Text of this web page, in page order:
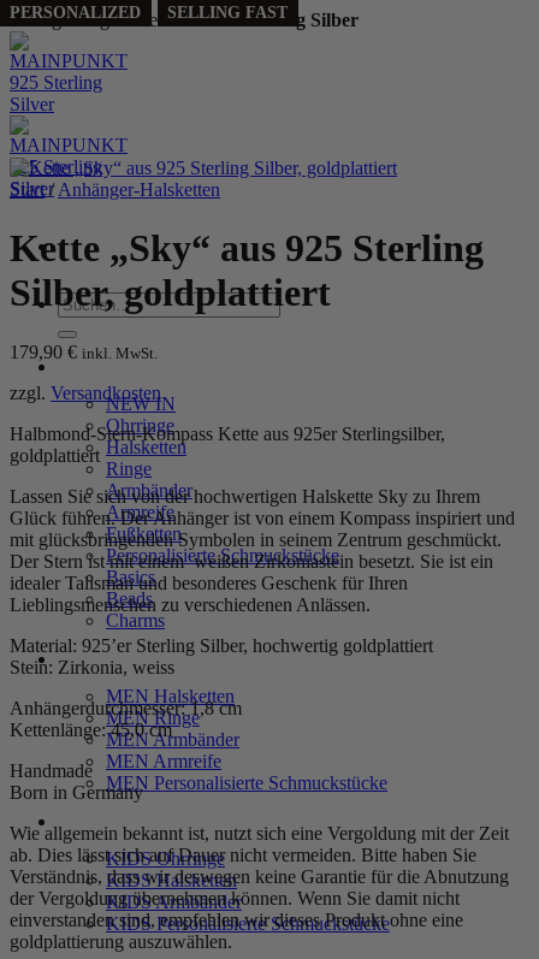
Handgefertigt aus echtem925 Sterling Silber
Zum
Inhalt
springen
Suchen
nach:
NEW IN
Ohrringe
Halsketten
Ringe
Armbänder
Armreife
Fußketten
Personalisierte Schmuckstücke
Basics
Beads
Charms
MEN
MEN Halsketten
MEN Ringe
MEN Armbänder
MEN Armreife
MEN Personalisierte Schmuckstücke
KIDS Ohrringe
KIDS Halsketten
KIDS Armbänder
KIDS Personalisierte Schmuckstücke
Start / Anhänger-Halsketten
Kette „Sky“ aus 925 Sterling
Silber, goldplattiert
179,90 € inkl. MwSt.
zzgl. Versandkosten
Halbmond-Stern-Kompass Kette aus 925er Sterlingsilber,
goldplattiert
Lassen Sie sich von der hochwertigen Halskette Sky zu Ihrem
Glück führen. Der Anhänger ist von einem Kompass inspiriert und
mit glücksbringenden Symbolen in seinem Zentrum geschmückt.
Der Stern ist mit einem weißen Zirkoniastein besetzt. Sie ist ein
idealer Talisman und besonderes Geschenk für Ihren
Lieblingsmenschen zu verschiedenen Anlässen.
Material: 925’er Sterling Silber, hochwertig goldplattiert
Stein: Zirkonia, weiss
Anhängerdurchmesser: 1,8 cm
Kettenlänge: 45,0 cm
Handmade
Born in Germany
Wie allgemein bekannt ist, nutzt sich eine Vergoldung mit der Zeit
ab. Dies lässt sich auf Dauer nicht vermeiden. Bitte haben Sie
Verständnis, dass wir deswegen keine Garantie für die Abnutzung
der Vergoldung übernehmen können. Wenn Sie damit nicht
einverstanden sind, empfehlen wir dieses Produkt ohne eine
goldplattierung auszuwählen.
PERSONALIZED SELLING FAST
PERSONALIZED SELLING FAST